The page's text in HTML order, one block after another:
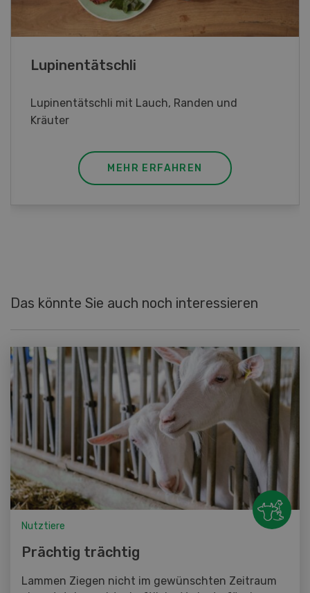
Frühlingsrollen
Frühlingsrollen mit Poulet
MEHR ERFAHREN
Das könnte Sie auch noch interessieren
Nutztiere
Prächtig trächtig
Lammen Ziegen nicht im gewünschten Zeitraum